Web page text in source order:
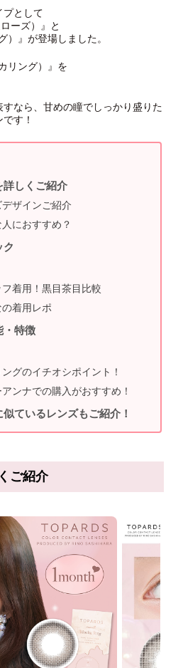
プとして
ーズ）』と
）』が登場しました。
リング）』を
なら、甘めの瞳でしっかり盛りた
す！
詳しくご紹介
デザインご紹介
人におすすめ？
ク
フ着用！黒目茶目比較
着用レポ
・特徴
グのイチオシポイント！
アンナでの購入がおすすめ！
ているレンズもご紹介！
ご紹介